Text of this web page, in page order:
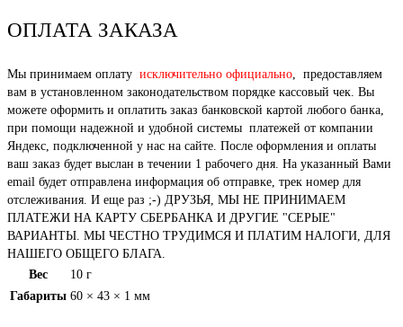
ОПЛАТА ЗАКАЗА
Мы принимаем оплату исключительно официально, предоставляем
вам в установленном законодательством порядке кассовый чек. Вы
можете оформить и оплатить заказ банковской картой любого банка,
при помощи надежной и удобной системы платежей от компании
Яндекс, подключенной у нас на сайте. После оформления и оплаты
ваш заказ будет выслан в течении 1 рабочего дня. На указанный Вами
email будет отправлена информация об отправке, трек номер для
отслеживания. И еще раз ;-) ДРУЗЬЯ, МЫ НЕ ПРИНИМАЕМ
ПЛАТЕЖИ НА КАРТУ СБЕРБАНКА И ДРУГИЕ "СЕРЫЕ"
ВАРИАНТЫ. МЫ ЧЕСТНО ТРУДИМСЯ И ПЛАТИМ НАЛОГИ, ДЛЯ
НАШЕГО ОБЩЕГО БЛАГА.
Вес
10 г
Габариты 60 × 43 × 1 мм